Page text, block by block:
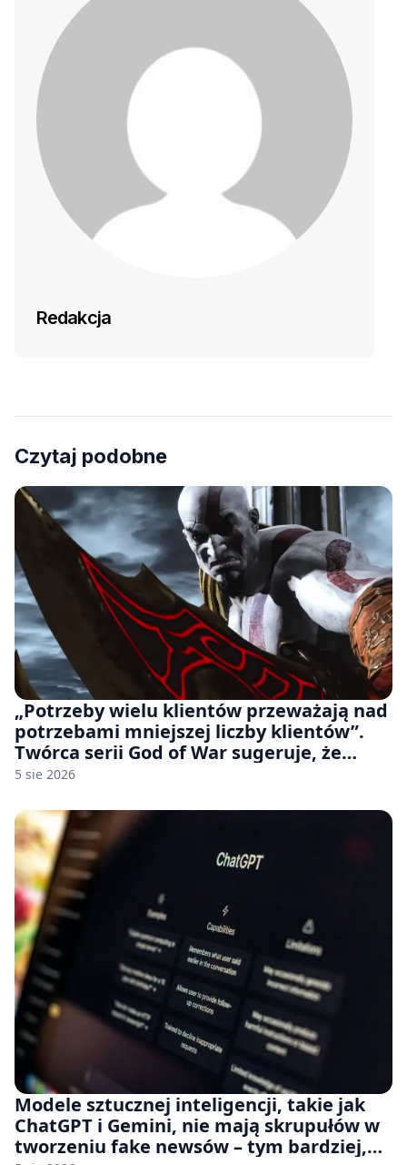
Redakcja
Czytaj podobne
„Potrzeby wielu klientów przeważają nad
potrzebami mniejszej liczby klientów”.
Twórca serii God of War sugeruje, że
rozumie, dlaczego Sony rezygnuje z gier
5 sie 2026
Modele sztucznej inteligencji, takie jak
ChatGPT i Gemini, nie mają skrupułów w
tworzeniu fake newsów – tym bardziej,